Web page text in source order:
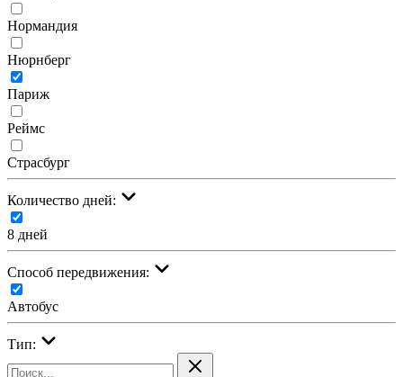
Нормандия
Нюрнберг
Париж
Реймс
Страсбург
Количество дней:
8 дней
Cпособ передвижения:
Автобус
Тип: